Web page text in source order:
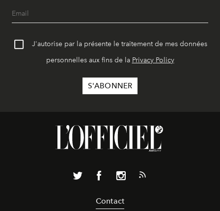
J'autorise par la présente le traitement de mes données
personnelles aux fins de la Privacy Policy
Contact